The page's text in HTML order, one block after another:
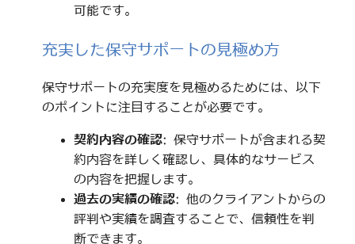
可能です。
充実した保守サポートの見極め方
保守サポートの充実度を見極めるためには、以下
のポイントに注目することが必要です。
契約内容の確認: 保守サポートが含まれる契
約内容を詳しく確認し、具体的なサービス
の内容を把握します。
過去の実績の確認: 他のクライアントからの
評判や実績を調査することで、信頼性を判
断できます。